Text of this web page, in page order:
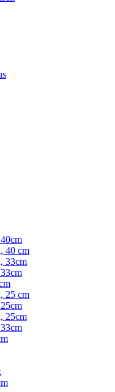
40 cm
33cm
25 cm
25cm